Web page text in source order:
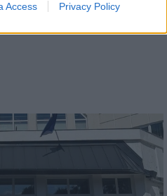
Access Privacy Policy